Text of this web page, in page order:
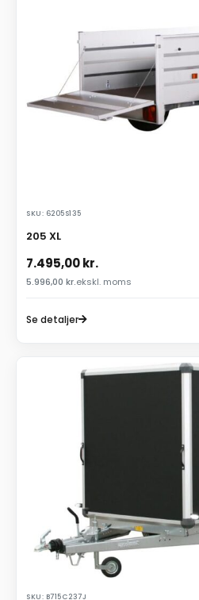
SKU: 6205S135
205 XL
7.495,00kr.
5.996,00 kr.ekskl. moms
Se detaljer
SKU: B715C237J